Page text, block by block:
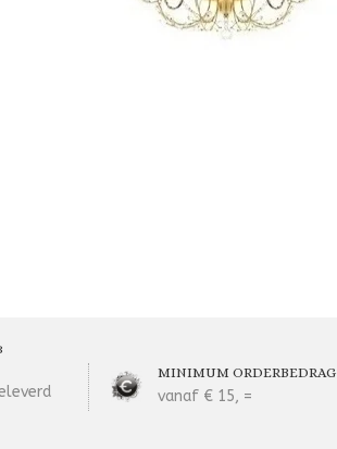
MINIMUM ORDERBEDRAG
vanaf € 15, =